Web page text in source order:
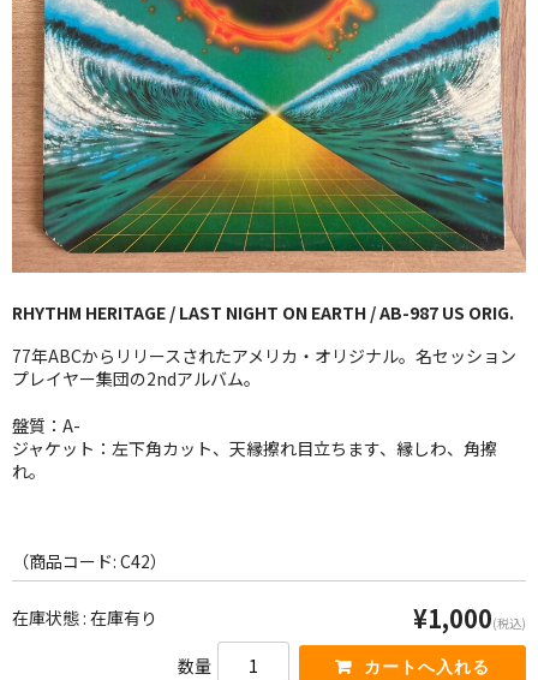
New Arrivals
新譜
GG RECORD （当店のレーベル）
全商品
JAZZ-US
BLUE NOTE
JAZZ-EU
JAZZ-JP
JAZZ-VOCAL
FOLK,SSW
WORLD
RHYTHM HERITAGE / LAST NIGHT ON EARTH / AB-987 US ORIG.
77年ABCからリリースされたアメリカ・オリジナル。名セッション
プレイヤー集団の2ndアルバム。
盤質：A-
ジャケット：左下角カット、天縁擦れ目立ちます、縁しわ、角擦
れ。
（商品コード: C42）
在庫状態 : 在庫有り ¥1,000(税込)
数量